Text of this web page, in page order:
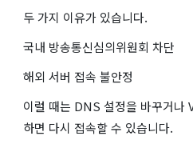
두 가지 이유가 있습니다.
국내 방송통신심의위원회 차단
해외 서버 접속 불안정
이럴 때는 DNS 설정을 바꾸거나
하면 다시 접속할 수 있습니다.